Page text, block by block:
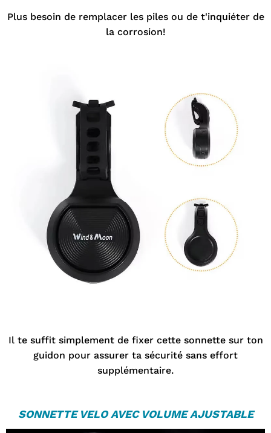
Plus besoin de remplacer les piles ou de t'inquiéter de
la corrosion!
Il te suffit simplement de fixer cette sonnette sur ton
guidon pour assurer ta sécurité sans effort
supplémentaire.
SONNETTE VELOAVEC VOLUME AJUSTABLE